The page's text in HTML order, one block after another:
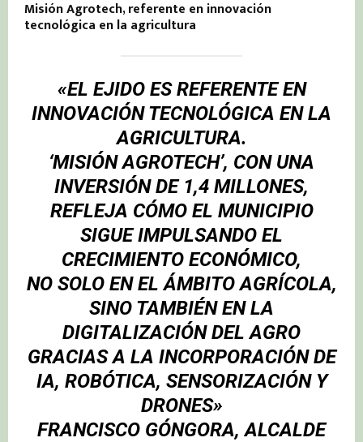
Misión Agrotech, referente en innovación
tecnológica en la agricultura
«EL EJIDO ES REFERENTE EN
INNOVACIÓN TECNOLÓGICA EN LA
AGRICULTURA.
‘MISIÓN AGROTECH’, CON UNA
INVERSIÓN DE 1,4 MILLONES,
REFLEJA CÓMO EL MUNICIPIO
SIGUE IMPULSANDO EL
CRECIMIENTO ECONÓMICO,
NO SOLO EN EL ÁMBITO AGRÍCOLA,
SINO TAMBIÉN EN LA
DIGITALIZACIÓN DEL AGRO
GRACIAS A LA INCORPORACIÓN DE
IA, ROBÓTICA, SENSORIZACIÓN Y
DRONES»
FRANCISCO GÓNGORA, ALCALDE